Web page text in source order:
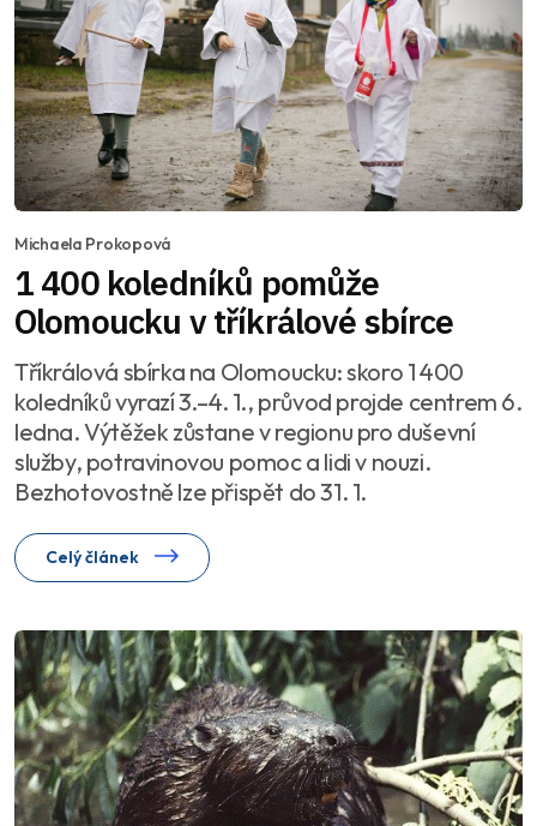
Michaela Prokopová
1 400 koledníků pomůže
Olomoucku v tříkrálové sbírce
Tříkrálová sbírka na Olomoucku: skoro 1 400
koledníků vyrazí 3.–4. 1., průvod projde centrem 6.
ledna. Výtěžek zůstane v regionu pro duševní
služby, potravinovou pomoc a lidi v nouzi.
Bezhotovostně lze přispět do 31. 1.
Celý článek